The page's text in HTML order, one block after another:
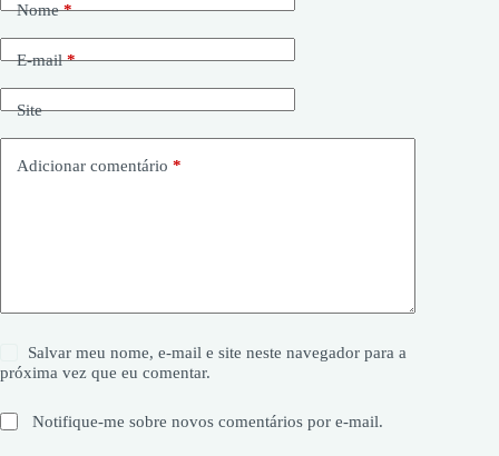
Nome*
E-mail*
Site
Adicionar comentário *
Salvar meu nome, e-mail e site neste navegador para a
próxima vez que eu comentar.
Notifique-me sobre novos comentários por e-mail.